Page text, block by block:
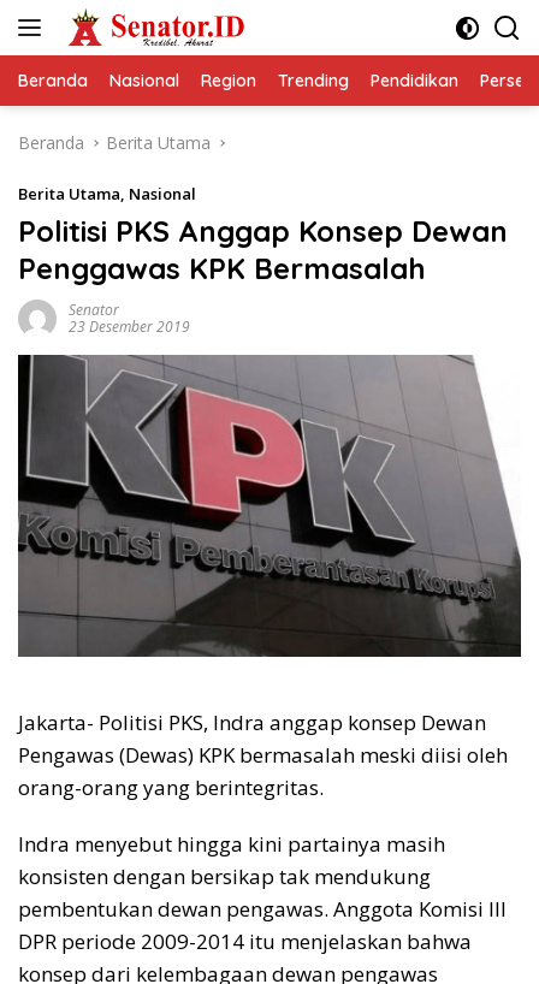
Beranda Nasional Region Trending Pendidikan
Beranda Berita Utama
Berita Utama, Nasional
Politisi PKS Anggap Konsep Dewan
Penggawas KPK Bermasalah
Senator
23 Desember 2019
Jakarta- Politisi PKS, Indra anggap konsep Dewan
Pengawas (Dewas) KPK bermasalah meski diisi oleh
orang-orang yang berintegritas.
Indra menyebut hingga kini partainya masih
konsisten dengan bersikap tak mendukung
pembentukan dewan pengawas. Anggota Komisi III
DPR periode 2009-2014 itu menjelaskan bahwa
konsep dari kelembagaan dewan pengawas